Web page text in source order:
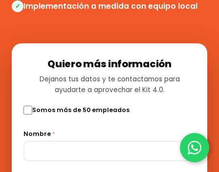
✓ Implementación a medida con equipo local
Quiero más información
Dejanos tus datos y te contactamos para
ayudarte a aprovechar el Kit 4.0.
Somos más de 50 empleados
Nombre *